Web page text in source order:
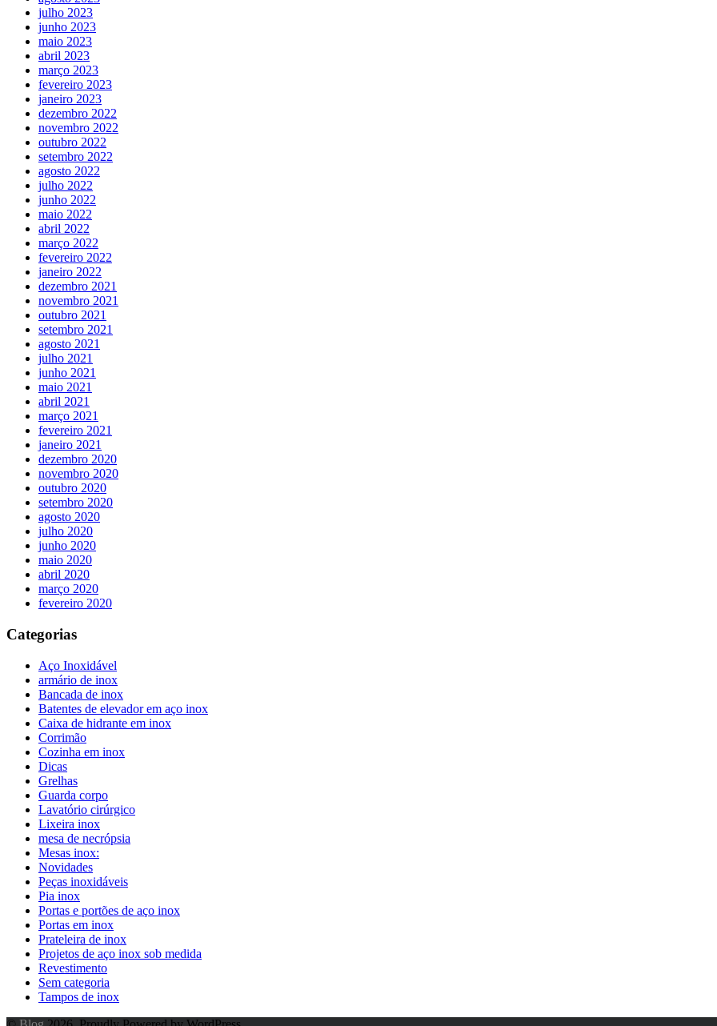
julho 2023
junho 2023
maio 2023
abril 2023
março 2023
fevereiro 2023
janeiro 2023
dezembro 2022
novembro 2022
outubro 2022
setembro 2022
agosto 2022
julho 2022
junho 2022
maio 2022
abril 2022
março 2022
fevereiro 2022
janeiro 2022
dezembro 2021
novembro 2021
outubro 2021
setembro 2021
agosto 2021
julho 2021
junho 2021
maio 2021
abril 2021
março 2021
fevereiro 2021
janeiro 2021
dezembro 2020
novembro 2020
outubro 2020
setembro 2020
agosto 2020
julho 2020
junho 2020
maio 2020
abril 2020
março 2020
fevereiro 2020
Categorias
Aço Inoxidável
armário de inox
Bancada de inox
Batentes de elevador em aço inox
Caixa de hidrante em inox
Corrimão
Cozinha em inox
Dicas
Grelhas
Guarda corpo
Lavatório cirúrgico
Lixeira inox
mesa de necrópsia
Mesas inox:
Novidades
Peças inoxidáveis
Pia inox
Portas e portões de aço inox
Portas em inox
Prateleira de inox
Projetos de aço inox sob medida
Revestimento
Sem categoria
Tampos de inox